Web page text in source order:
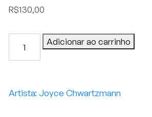
R$130,00
Adicionar ao carrinho
Joyce Chwartzmann